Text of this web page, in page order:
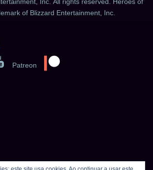
of Blizzard Entertainment, Inc.
Patreon